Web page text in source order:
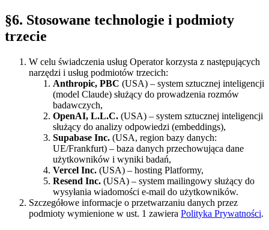
§6. Stosowane technologie i podmioty
trzecie
W celu świadczenia usług Operator korzysta z następujących
narzędzi i usług podmiotów trzecich:
Anthropic, PBC (USA) – system sztucznej inteligencji
(model Claude) służący do prowadzenia rozmów
badawczych,
OpenAI, L.L.C. (USA) – system sztucznej inteligencji
służący do analizy odpowiedzi (embeddings),
Supabase Inc. (USA, region bazy danych:
UE/Frankfurt) – baza danych przechowująca dane
użytkowników i wyniki badań,
Vercel Inc. (USA) – hosting Platformy,
Resend Inc. (USA) – system mailingowy służący do
wysyłania wiadomości e-mail do użytkowników.
Szczegółowe informacje o przetwarzaniu danych przez
podmioty wymienione w ust. 1 zawiera Polityka Prywatności.